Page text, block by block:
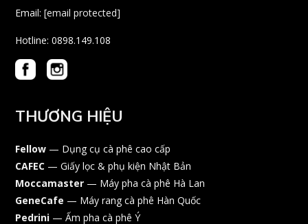
Email:[email protected]
Hotline: 0898.149.108
THƯƠNG HIỆU
Fellow — Dụng cụ cà phê cao cấp
CAFEC — Giấy lọc & phụ kiện Nhật Bản
Moccamaster — Máy pha cà phê Hà Lan
GeneCafe — Máy rang cà phê Hàn Quốc
Pedrini — Ấm pha cà phê Ý